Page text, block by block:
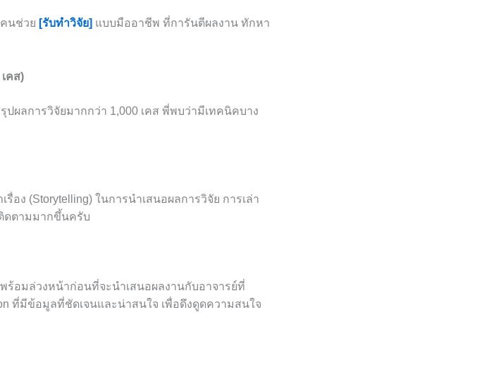
นช่วย [รับทำวิจัย] แบบมืออาชีพ ที่การันตีผลงาน ทักหา
คส)
ผลการวิจัยมากกว่า 1,000 เคส พี่พบว่ามีเทคนิคบาง
ง (Storytelling) ในการนำเสนอผลการวิจัย การเล่า
ดตามมากขึ้นครับ
อมล่วงหน้าก่อนที่จะนำเสนอผลงานกับอาจารย์ที่
ที่มีข้อมูลที่ชัดเจนและน่าสนใจ เพื่อดึงดูดความสนใจ